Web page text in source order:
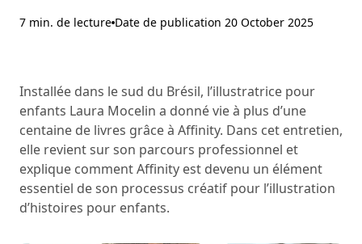
7 min. de lecture Date de publication 20 October 2025
Installée dans le sud du Brésil, l’illustratrice pour
enfants Laura Mocelin a donné vie à plus d’une
centaine de livres grâce à Affinity. Dans cet entretien,
elle revient sur son parcours professionnel et
explique comment Affinity est devenu un élément
essentiel de son processus créatif pour l’illustration
d’histoires pour enfants.